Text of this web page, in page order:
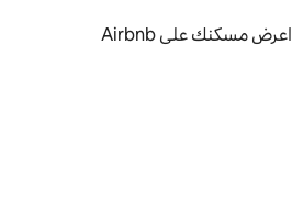
اعرض مسكنك على Airbnb